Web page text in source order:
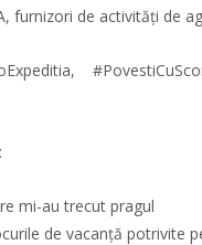
furnizori de activități de
mi-au trecut pragul
de vacanță potrivite